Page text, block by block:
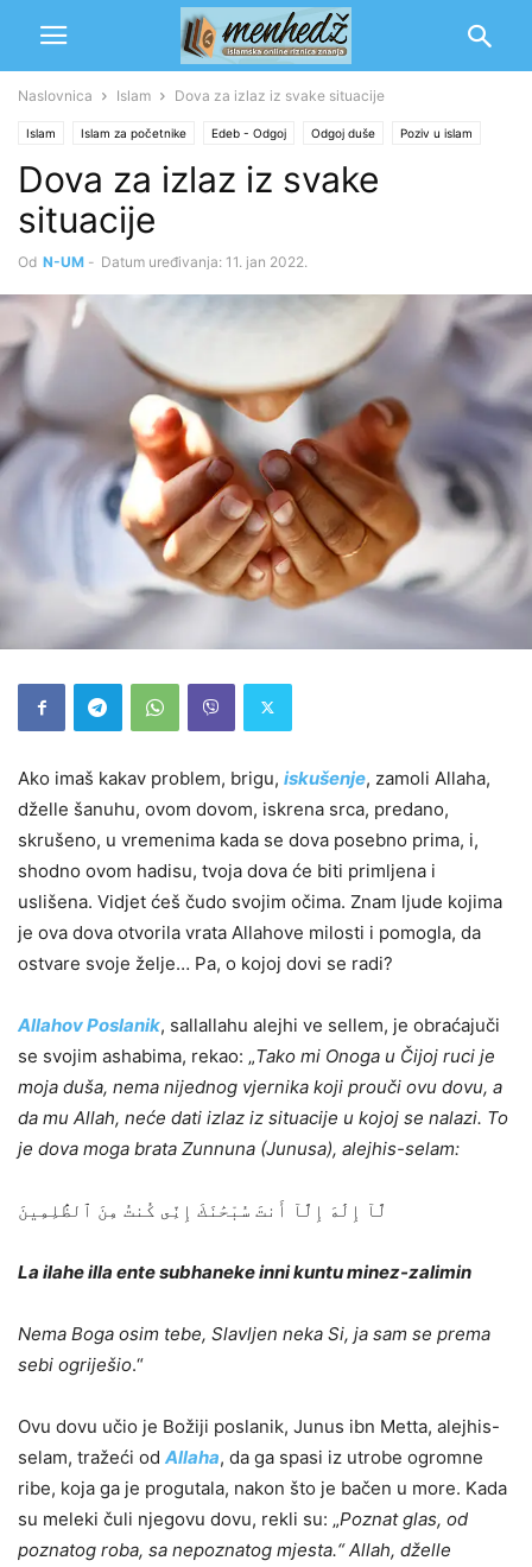
Naslovnica Islam Dova za izlaz iz svake situacije
Islam Islam za početnike Edeb - Odgoj Odgoj duše Poziv u islam
Rekaik
Dova za izlaz iz svake
situacije
Od N-UM - Datum uređivanja: 11. jan 2022.
Ako imaš kakav problem, brigu, iskušenje, zamoli Allaha,
dželle šanuhu, ovom dovom, iskrena srca, predano,
skrušeno, u vremenima kada se dova posebno prima, i,
shodno ovom hadisu, tvoja dova će biti primljena i
uslišena. Vidjet ćeš čudo svojim očima. Znam ljude kojima
je ova dova otvorila vrata Allahove milosti i pomogla, da
ostvare svoje želje… Pa, o kojoj dovi se radi?
Allahov Poslanik, sallallahu alejhi ve sellem, je obraćajuči
se svojim ashabima, rekao: „Tako mi Onoga u Čijoj ruci je
moja duša, nema nijednog vjernika koji prouči ovu dovu, a
da mu Allah, neće dati izlaz iz situacije u kojoj se nalazi. To
je dova moga brata Zunnuna (Junusa), alejhis-selam:
لَّآ إِلَٰهَ إِلَّآ أَنتَ سُبْحَٰنَكَ إِنِّى كُنتُ مِنَ ٱلظَّٰلِمِينَ
La ilahe illa ente subhaneke inni kuntu minez-zalimin
Nema Boga osim tebe, Slavljen neka Si, ja sam se prema
sebi ogriješio.“
Ovu dovu učio je Božiji poslanik, Junus ibn Metta, alejhis-
selam, tražeći od Allaha, da ga spasi iz utrobe ogromne
ribe, koja ga je progutala, nakon što je bačen u more. Kada
su meleki čuli njegovu dovu, rekli su: „Poznat glas, od
poznatog roba, sa nepoznatog mjesta.“ Allah, dželle